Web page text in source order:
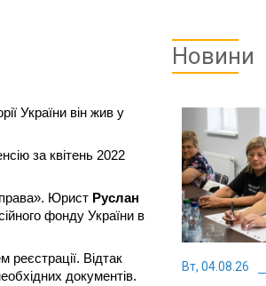
України він жив у
за квітень 2022
Юрист Руслан
фонду України в
Відтак
документів.
Новини
Вт, 04.08.26